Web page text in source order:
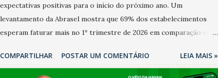
expectativas positivas para o início do próximo ano. Um
levantamento da Abrasel mostra que 69% dos estabelecimentos
esperam faturar mais no 1º trimestre de 2026 em comparação com
ano, 56% também projetam crescimento (foto Helena Lopes). A
confiança do setor é sustentada principalmente pelo desempenho
COMPARTILHAR POSTAR UM COMENTÁRIO LEIA MAIS »